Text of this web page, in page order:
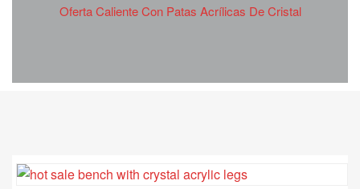
Oferta Caliente Con Patas Acrílicas De Cristal